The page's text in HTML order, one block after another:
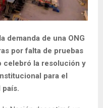
demanda de una ONG
por falta de pruebas
celebró la resolución y
para el
país.